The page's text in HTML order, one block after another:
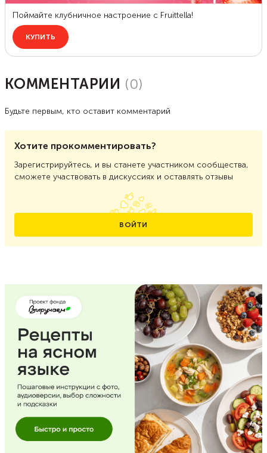
КОММЕНТАРИИ (0)
Будьте первым, кто оставит комментарий
Хотите прокомментировать?
Зарегистрируйтесь, и вы станете участником сообщества,
сможете участвовать в дискуссиях и оставлять отзывы
ВОЙТИ